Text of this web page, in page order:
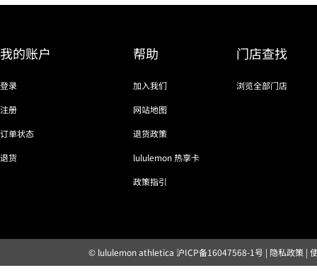
我的账户
登录
注册
订单状态
退货
帮助
加入我们
网站地图
退货政策
lululemon 热享卡
政策指引
门店查找
浏览全部门店
© lululemon athletica 沪ICP备16047568-1号 | 隐私政策|